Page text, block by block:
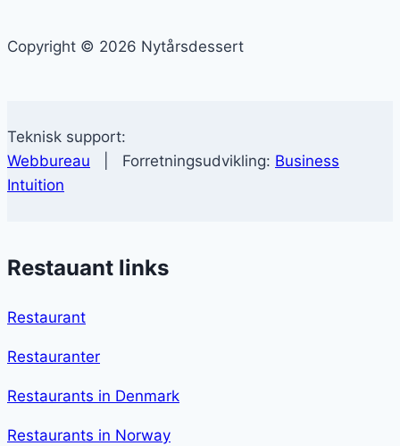
Copyright © 2026 Nytårsdessert
Teknisk support:
Webbureau | Forretningsudvikling: Business
Intuition
Restauant links
Restaurant
Restauranter
Restaurants in Denmark
Restaurants in Norway